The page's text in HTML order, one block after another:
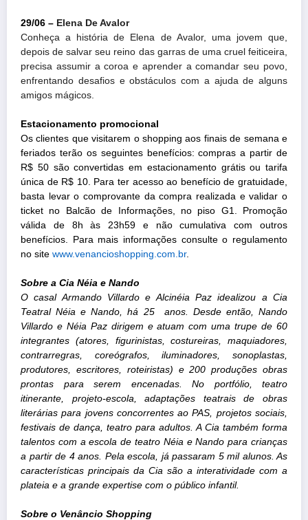
29/06 – Elena De Avalor
Conheça a história de Elena de Avalor, uma jovem que,
depois de salvar seu reino das garras de uma cruel feiticeira,
precisa assumir a coroa e aprender a comandar seu povo,
enfrentando desafios e obstáculos com a ajuda de alguns
amigos mágicos.
Estacionamento promocional
Os clientes que visitarem o shopping aos finais de semana e
feriados terão os seguintes benefícios: compras a partir de
R$ 50 são convertidas em estacionamento grátis ou tarifa
única de R$ 10. Para ter acesso ao benefício de gratuidade,
basta levar o comprovante da compra realizada e validar o
ticket no Balcão de Informações, no piso G1. Promoção
válida de 8h às 23h59 e não cumulativa com outros
benefícios. Para mais informações consulte o regulamento
no site www.venancioshopping.com. br.
Sobre a Cia Néia e Nando
O casal Armando Villardo e Alcinéia Paz idealizou a Cia
Teatral Néia e Nando, há 25 anos. Desde então, Nando
Villardo e Néia Paz dirigem e atuam com uma trupe de 60
integrantes (atores, figurinistas, costureiras, maquiadores,
contrarregras, coreógrafos, iluminadores, sonoplastas,
produtores, escritores, roteiristas) e 200 produções obras
prontas para serem encenadas.
No portfólio, teatro
itinerante, projeto-escola, adaptações teatrais de obras
literárias para jovens concorrentes ao PAS, projetos sociais,
festivais de dança, teatro para adultos. A Cia também forma
talentos com a escola de teatro Néia e Nando para crianças
a partir de 4 anos. Pela escola, já passaram 5 mil alunos. As
características principais da Cia são a interatividade com a
plateia e a grande expertise com o público infantil.
Sobre o Venâncio Shopping